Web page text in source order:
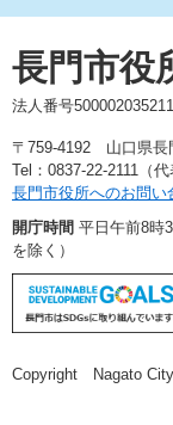
長門市役
法人番号
〒759-4192 山口県長
Tel：0837-22-2111（代
長門市役所へのお問い
開庁時間 平日午前8時
を除く）
Copyright Nagato City